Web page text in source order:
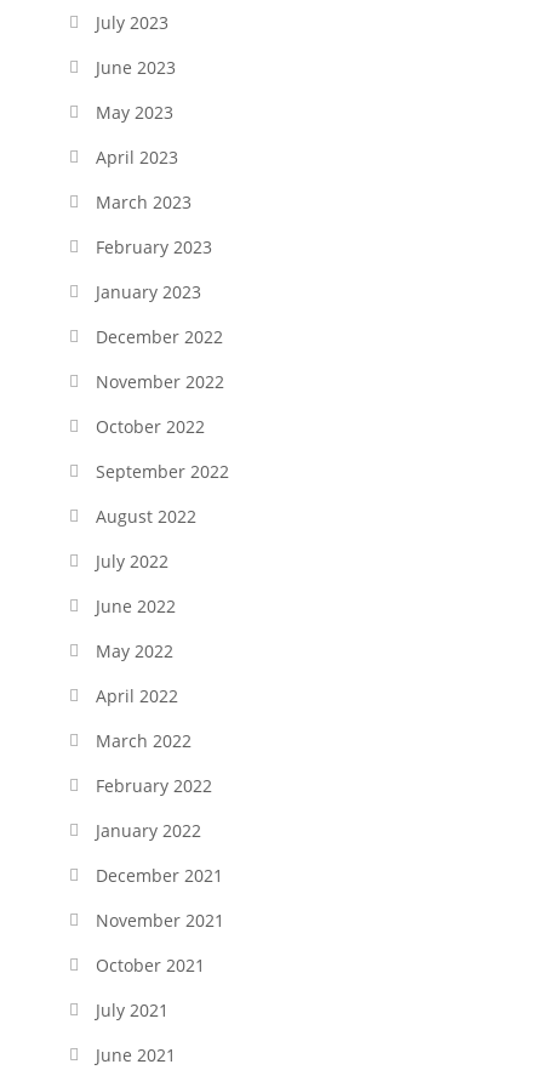
July 2023
June 2023
May 2023
April 2023
March 2023
February 2023
January 2023
December 2022
November 2022
October 2022
September 2022
August 2022
July 2022
June 2022
May 2022
April 2022
March 2022
February 2022
January 2022
December 2021
November 2021
October 2021
July 2021
June 2021